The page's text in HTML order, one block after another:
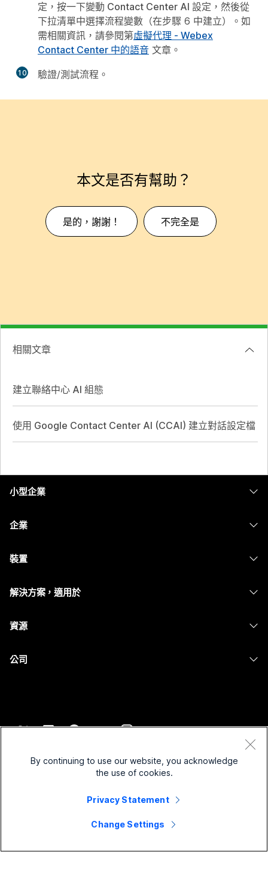
定，按一下變動 Contact Center AI 設定 ，然後從
下拉清單中選擇流程變數（在步驟 6 中建立）。如
需相關資訊，請參閱第虛擬代理 - Webex
Contact Center 中的語音 文章。
10 驗證/測試流程。
本文是否有幫助？
是的，謝謝！ 不完全是
相關文章
建立聯絡中心 AI 組態
使用 Google Contact Center AI (CCAI) 建立對話設定檔
小型企業
企業
安全性
裝置
解決方案，適用於
啟動
混合式工作
資源
包容性
公司
聯絡銷售人員
Webex 思想領導力
Webex Merch Store
職業
隱私權聲明
By continuing to use our website, you acknowledge
the use of cookies.
Privacy Statement
Change Settings